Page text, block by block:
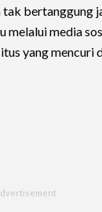
bertanggung
media
yang mencuri